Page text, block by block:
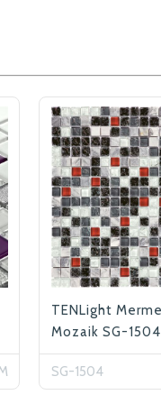
TENLight
Mozaik SG-
SG-1504